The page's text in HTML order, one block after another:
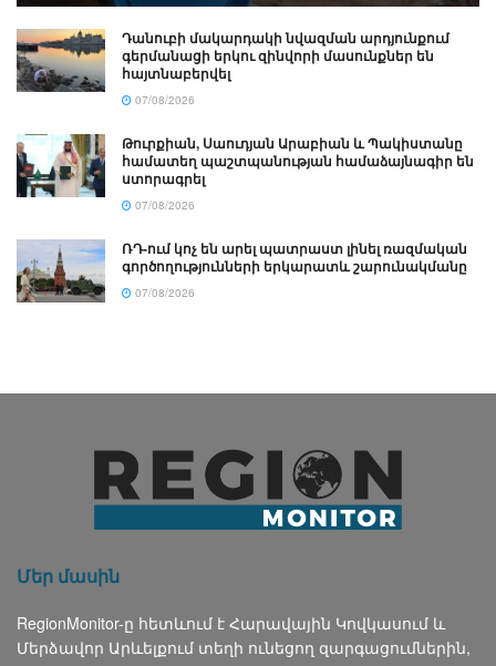
Դանուբի մակարդակի նվազման արդյունքում
գերմանացի երկու զինվորի մասունքներ են
հայտնաբերվել
07/08/2026
Թուրքիան, Սաուդյան Արաբիան և Պակիստանը
համատեղ պաշտպանության համաձայնագիր են
ստորագրել
07/08/2026
ՌԴ-ում կոչ են արել պատրաստ լինել ռազմական
գործողությունների երկարատև շարունակմանը
07/08/2026
Մեր մասին
RegionMonitor-ը հետևում է Հարավային Կովկասում և
Մերձավոր Արևելքում տեղի ունեցող զարգացումներին,